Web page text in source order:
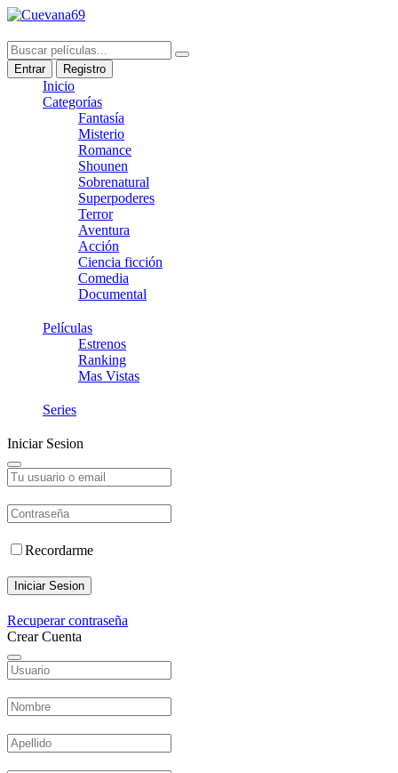
Entrar Registro
Inicio
Categorías
Fantasía
Misterio
Romance
Shounen
Sobrenatural
Superpoderes
Terror
Aventura
Acción
Ciencia ficción
Comedia
Documental
Películas
Estrenos
Ranking
Mas Vistas
Series
Iniciar Sesion
Recordarme
Iniciar Sesion
Recuperar contraseña
Crear Cuenta